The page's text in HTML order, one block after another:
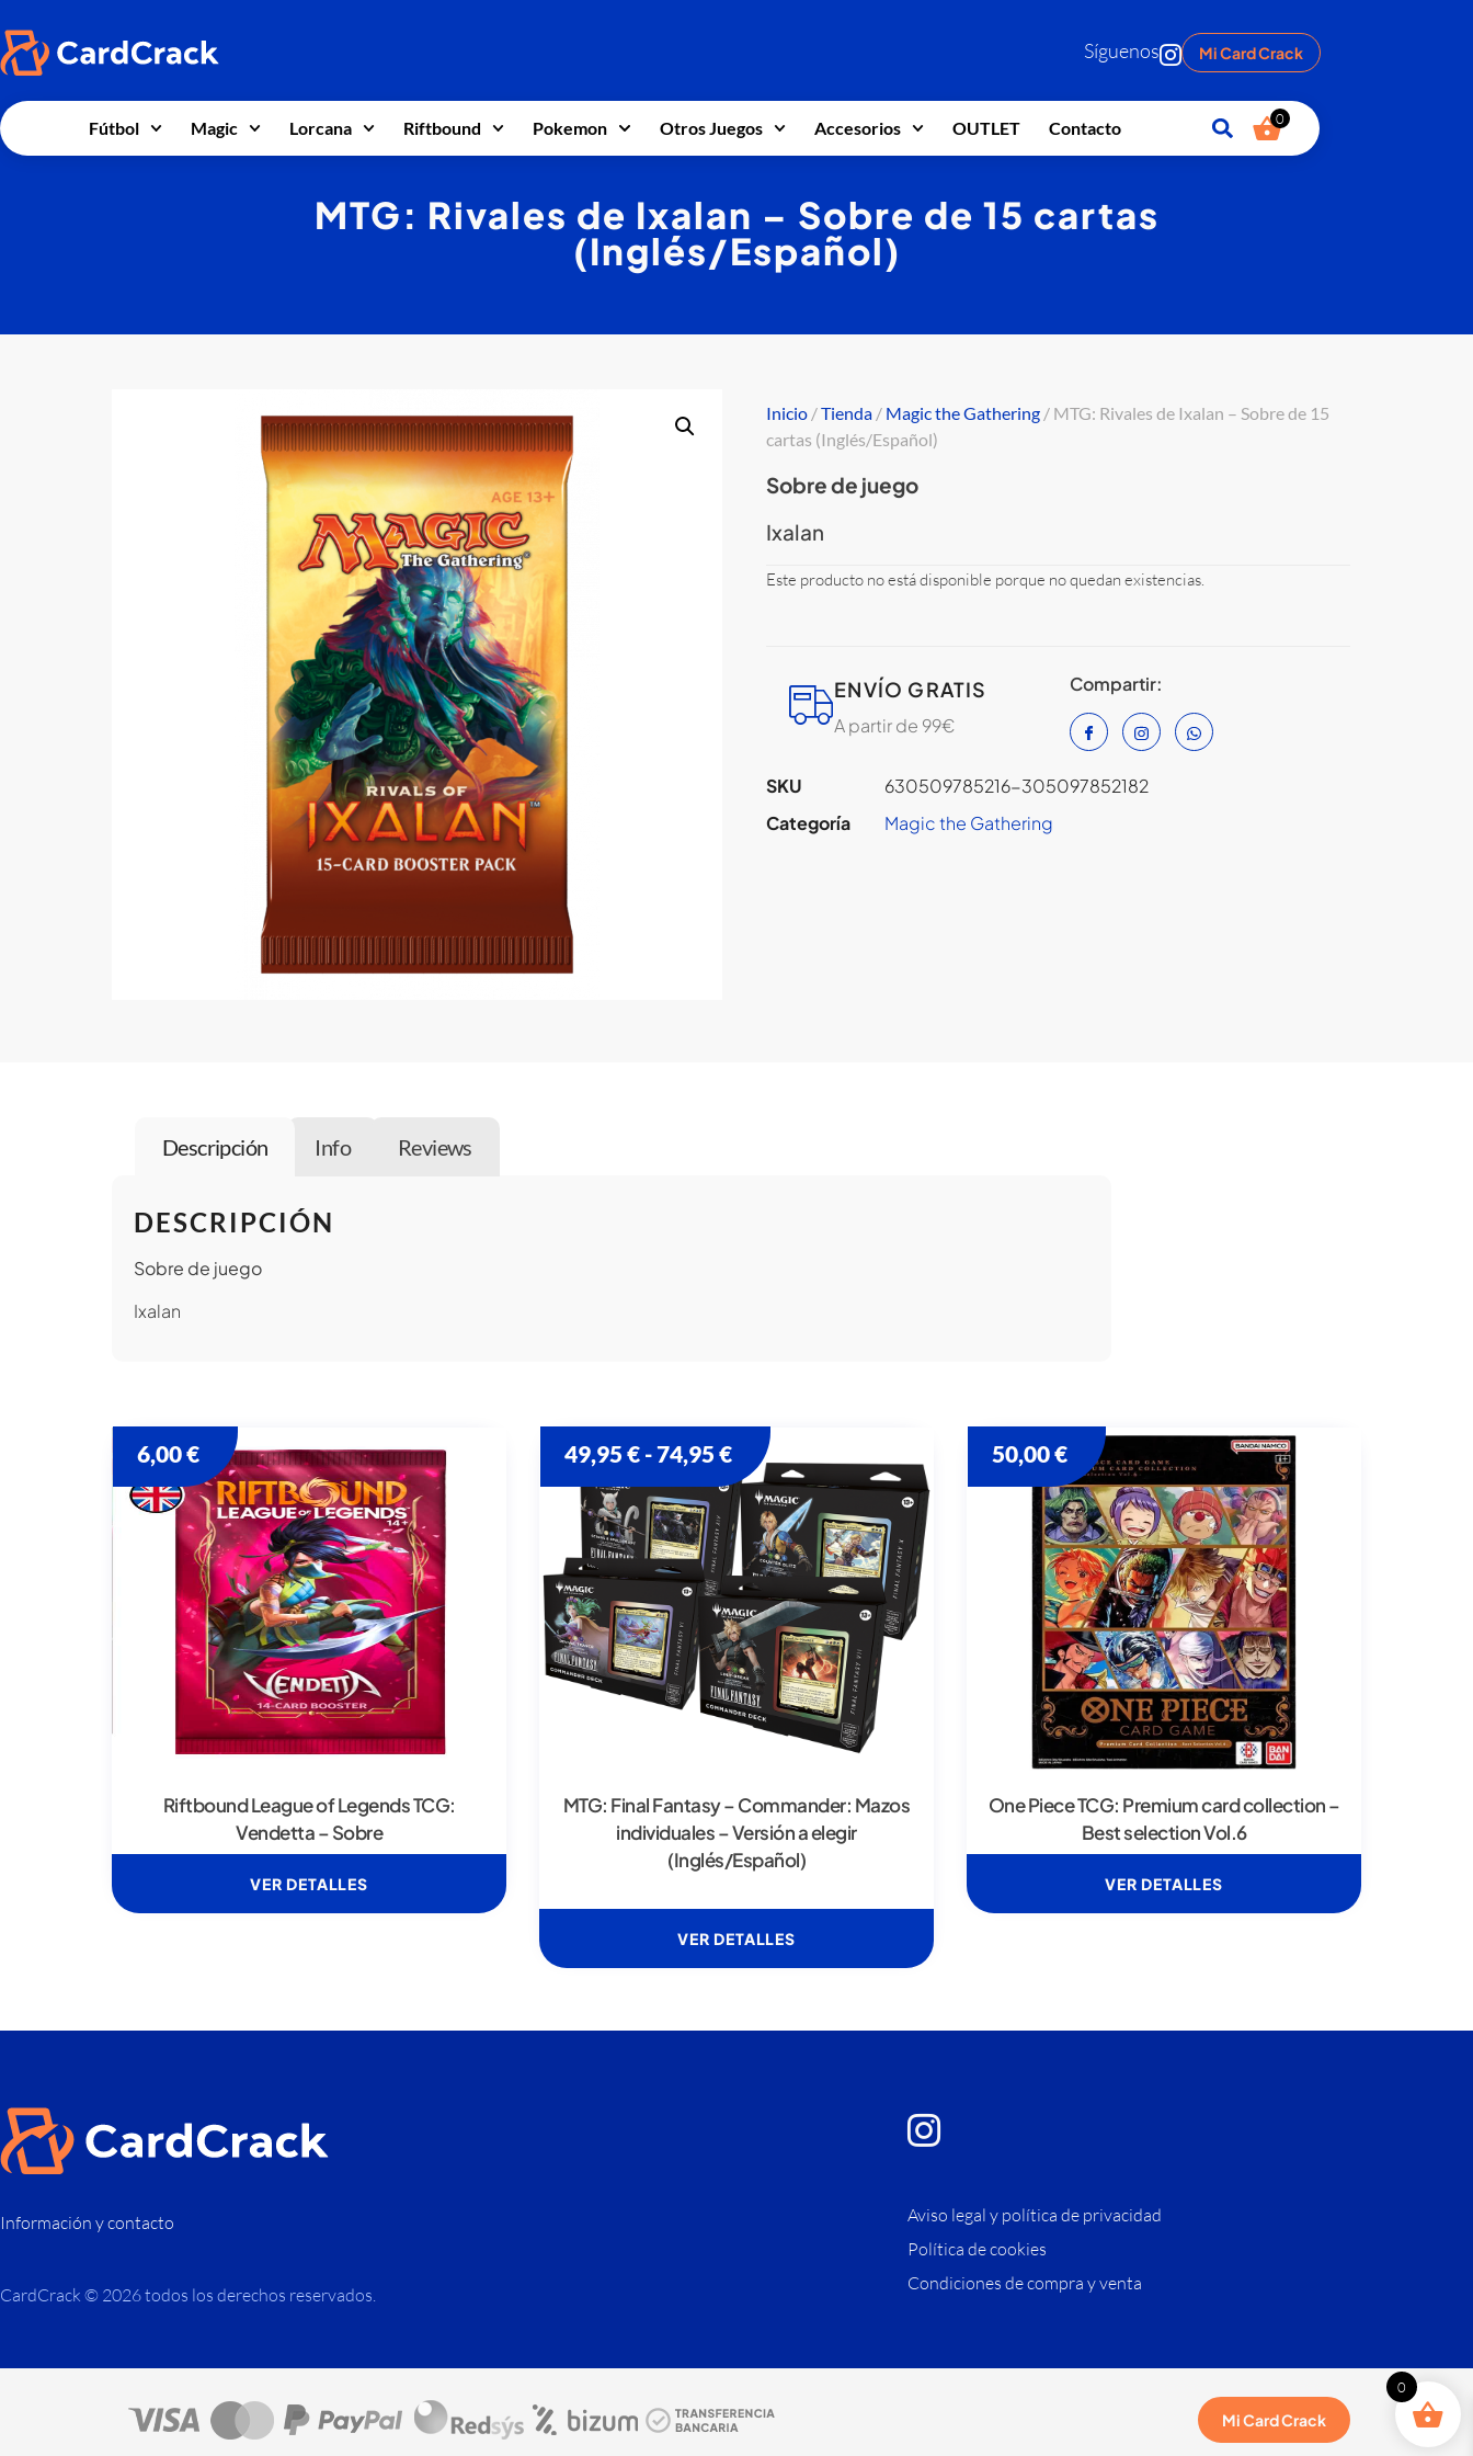
Síguenos Mi Card Crack
Fútbol Magic Lorcana Riftbound Pokemon Otros Juegos Accesorios OUTLET Contacto 0
MTG: Rivales de Ixalan – Sobre de 15 cartas
(Inglés/Español)
Inicio /Tienda / Magic the Gathering / MTG: Rivales de Ixalan – Sobre de 15
cartas (Inglés/Español)
Sobre de juego
Ixalan
Este producto no está disponible porque no quedan existencias.
ENVÍO GRATIS
A partir de 99€
Compartir:
SKU
630509785216-305097852182
Categoría
Magic the Gathering
Descripción Info Reviews
DESCRIPCIÓN
Sobre de juego
Ixalan
6,00€
Riftbound League of Legends TCG:
Vendetta – Sobre
VER DETALLES
49,95€ -74,95€
MTG: Final Fantasy – Commander: Mazos
individuales – Versión a elegir
(Inglés/Español)
VER DETALLES
50,00€
One Piece TCG: Premium card collection –
Best selection Vol.6
VER DETALLES
Información y contacto
CardCrack © 2026 todos los derechos reservados.
Aviso legal y política de privacidad
Política de cookies
Condiciones de compra y venta
Mi Card Crack
0